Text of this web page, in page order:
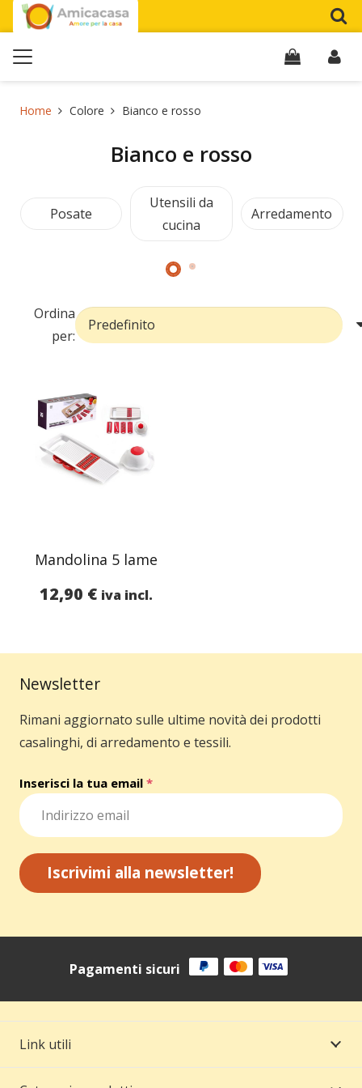
Home Colore Bianco e rosso
Bianco e rosso
Posate
Utensili da
cucina
Arredamento
Ordina
per:
Mandolina 5 lame
12,90 € iva incl.
Newsletter
Rimani aggiornato sulle ultime novità dei prodotti
casalinghi, di arredamento e tessili.
Inserisci la tua email *
Iscrivimi alla newsletter!
Pagamenti sicuri
Link utili